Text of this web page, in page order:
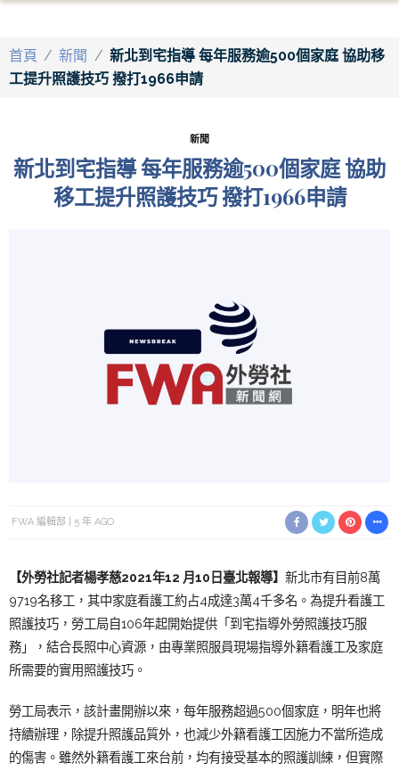
首頁 / 新聞 / 新北到宅指導 每年服務逾500個家庭 協助移
工提升照護技巧 撥打1966申請
新聞
新北到宅指導 每年服務逾500個家庭 協助
移工提升照護技巧 撥打1966申請
FWA 編輯部 5 年 AGO
【外勞社記者楊孝慈2021年12 月10日臺北報導】 新北市有目前8萬
9719名移工，其中家庭看護工約占4成達3萬4千多名。為提升看護工
照護技巧，勞工局自106年起開始提供「到宅指導外勞照護技巧服
務」，結合長照中心資源，由專業照服員現場指導外籍看護工及家庭
所需要的實用照護技巧。
勞工局表示，該計畫開辦以來，每年服務超過500個家庭，明年也將
持續辦理，除提升照護品質外，也減少外籍看護工因施力不當所造成
的傷害。 雖然外籍看護工來台前，均有接受基本的照護訓練，但實際